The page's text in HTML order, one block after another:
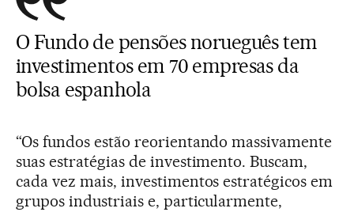
O Fundo de pensões norueguês tem
investimentos em 70 empresas da
bolsa espanhola
“Os fundos estão reorientando massivamente
suas estratégias de investimento. Buscam,
cada vez mais, investimentos estratégicos em
grupos industriais e, particularmente,